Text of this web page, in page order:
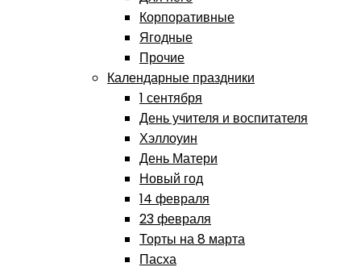
Корпоративные
Ягодные
Прочие
Календарные праздники
1 сентября
День учителя и воспитателя
Хэллоуин
День Матери
Новый год
14 февраля
23 февраля
Торты на 8 марта
Пасха